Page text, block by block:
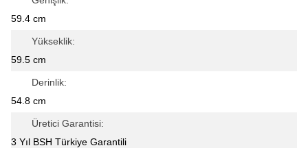
59.4 cm
Yükseklik:
59.5 cm
Derinlik:
54.8 cm
Üretici Garantisi:
3 Yıl BSH Türkiye Garantili